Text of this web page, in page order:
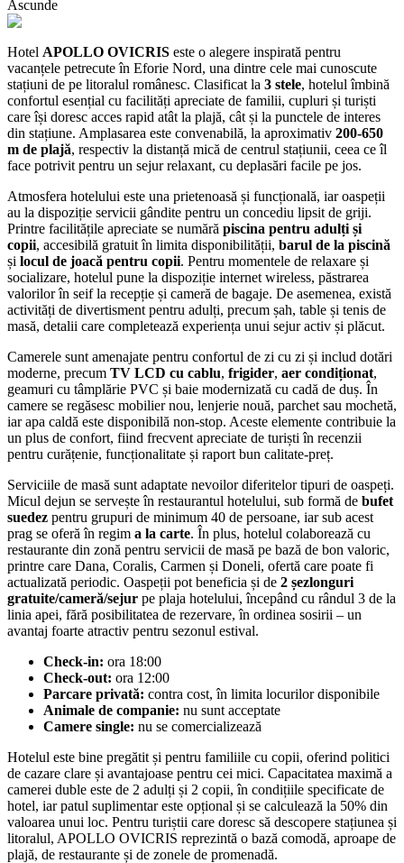
Ascunde
Hotel APOLLO OVICRIS este o alegere inspirată pentru
vacanțele petrecute în Eforie Nord, una dintre cele mai cunoscute
stațiuni de pe litoralul românesc. Clasificat la 3 stele, hotelul îmbină
confortul esențial cu facilități apreciate de familii, cupluri și turiști
care își doresc acces rapid atât la plajă, cât și la punctele de interes
din stațiune. Amplasarea este convenabilă, la aproximativ 200-650
m de plajă, respectiv la distanță mică de centrul stațiunii, ceea ce îl
face potrivit pentru un sejur relaxant, cu deplasări facile pe jos.
Atmosfera hotelului este una prietenoasă și funcțională, iar oaspeții
au la dispoziție servicii gândite pentru un concediu lipsit de griji.
Printre facilitățile apreciate se numără piscina pentru adulți și
copii, accesibilă gratuit în limita disponibilității, barul de la piscină
și locul de joacă pentru copii. Pentru momentele de relaxare și
socializare, hotelul pune la dispoziție internet wireless, păstrarea
valorilor în seif la recepție și cameră de bagaje. De asemenea, există
activități de divertisment pentru adulți, precum șah, table și tenis de
masă, detalii care completează experiența unui sejur activ și plăcut.
Camerele sunt amenajate pentru confortul de zi cu zi și includ dotări
moderne, precum TV LCD cu cablu, frigider, aer condiționat,
geamuri cu tâmplărie PVC și baie modernizată cu cadă de duș. În
camere se regăsesc mobilier nou, lenjerie nouă, parchet sau mochetă,
iar apa caldă este disponibilă non-stop. Aceste elemente contribuie la
un plus de confort, fiind frecvent apreciate de turiști în recenzii
pentru curățenie, funcționalitate și raport bun calitate-preț.
Serviciile de masă sunt adaptate nevoilor diferitelor tipuri de oaspeți.
Micul dejun se servește în restaurantul hotelului, sub formă de bufet
suedez pentru grupuri de minimum 40 de persoane, iar sub acest
prag se oferă în regim a la carte. În plus, hotelul colaborează cu
restaurante din zonă pentru servicii de masă pe bază de bon valoric,
printre care Dana, Coralis, Carmen și Doneli, ofertă care poate fi
actualizată periodic. Oaspeții pot beneficia și de 2 șezlonguri
gratuite/cameră/sejur pe plaja hotelului, începând cu rândul 3 de la
linia apei, fără posibilitatea de rezervare, în ordinea sosirii – un
avantaj foarte atractiv pentru sezonul estival.
Check-in: ora 18:00
Check-out: ora 12:00
Parcare privată: contra cost, în limita locurilor disponibile
Animale de companie: nu sunt acceptate
Camere single: nu se comercializează
Hotelul este bine pregătit și pentru familiile cu copii, oferind politici
de cazare clare și avantajoase pentru cei mici. Capacitatea maximă a
camerei duble este de 2 adulți și 2 copii, în condițiile specificate de
hotel, iar patul suplimentar este opțional și se calculează la 50% din
valoarea unui loc. Pentru turiștii care doresc să descopere stațiunea și
litoralul, APOLLO OVICRIS reprezintă o bază comodă, aproape de
plajă, de restaurante și de zonele de promenadă.